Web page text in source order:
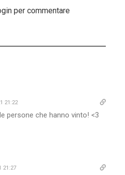
per commentare
21:22
persone che hanno vinto! <3
21:27